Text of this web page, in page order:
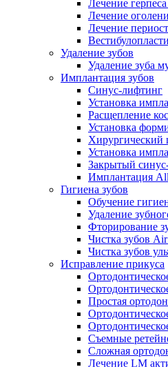
Лечение
Лечение
Лечение
Удаление зубов
Удаление зуба
Имплантация зубов
Синус-лифтинг
Установка
Расщепление
Установка
Хирургический
Установка
Закрытый
Имплантация
Гигиена зубов
Обучение
Удаление
Фторирование
Чистка зубов
Чистка зубов
Исправление прикуса
Простая
Съемные
Сложная
Лечение LM